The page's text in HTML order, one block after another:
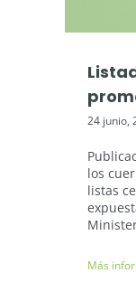
24 junio,
los
listas
Más